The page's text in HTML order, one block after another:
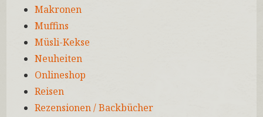
Makronen
Muffins
Müsli-Kekse
Neuheiten
Onlineshop
Reisen
Rezensionen / Backbücher